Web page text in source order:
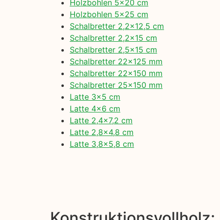
Holzbohlen 5×20 cm
Holzbohlen 5×25 cm
Schalbretter 2,2×12,5 cm
Schalbretter 2,2×15 cm
Schalbretter 2,5×15 cm
Schalbretter 22×125 mm
Schalbretter 22×150 mm
Schalbretter 25×150 mm
Latte 3×5 cm
Latte 4×6 cm
Latte 2,4×7,2 cm
Latte 2,8×4,8 cm
Latte 3,8×5,8 cm